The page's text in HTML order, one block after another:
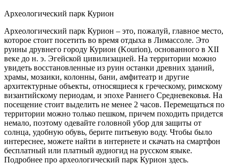
Археологический парк Курион
Археологический парк Курион – это, пожалуй, главное место,
которое стоит посетить во время отдыха в Лимассоле. Это
руины друвнего городу Курион (Kourion), основанного в XII
веке до н. э. Эгейской цивилизацией. На территории можно
увидеть восстановленные из руин останки древних зданий,
храмы, мозаики, колонны, бани, амфитеатр и другие
архитектурные объекты, относящиеся к греческому, римскому
византийскому периодам, и эпохе Раннего Средневековья. На
посещение стоит выделить не менее 2 часов. Перемещаться по
территории можно только пешком, причем походить придется
немало, поэтому одевайте головной убор для защиты от
солнца, удобную обувь, берите питьевую воду. Чтобы было
интереснее, можете найти в интернете и скачать на смартфон
бесплатный или платный аудиогид на русском языке.
Подробнее про археологический парк Курион здесь.